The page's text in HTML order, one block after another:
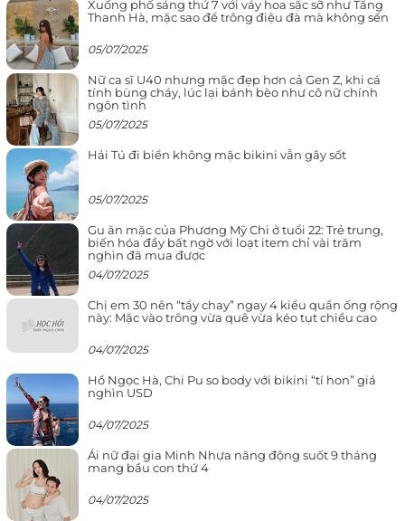
Xuống phố sáng thứ 7 với váy hoa sặc sỡ như Tăng
Thanh Hà, mặc sao để trông điệu đà mà không sến
05/07/2025
Nữ ca sĩ U40 nhưng mặc đẹp hơn cả Gen Z, khi cá
tính bùng cháy, lúc lại bánh bèo như cô nữ chính
ngôn tình
05/07/2025
Hải Tú đi biển không mặc bikini vẫn gây sốt
05/07/2025
Gu ăn mặc của Phương Mỹ Chi ở tuổi 22: Trẻ trung,
biến hóa đầy bất ngờ với loạt item chỉ vài trăm
nghìn đã mua được
04/07/2025
Chị em 30 nên “tẩy chay” ngay 4 kiểu quần ống rộng
này: Mặc vào trông vừa quê vừa kéo tụt chiều cao
04/07/2025
Hồ Ngọc Hà, Chi Pu so body với bikini “tí hon” giá
nghìn USD
04/07/2025
Ái nữ đại gia Minh Nhựa năng động suốt 9 tháng
mang bầu con thứ 4
04/07/2025